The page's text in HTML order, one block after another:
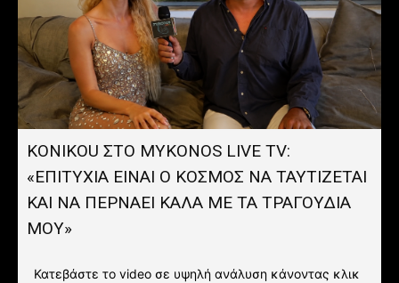
KONIKOU ΣΤΟ MYKONOS LIVE TV:
«ΕΠΙΤΥΧΙΑ ΕΙΝΑΙ Ο ΚΟΣΜΟΣ ΝΑ ΤΑΥΤΙΖΕΤΑΙ
KAI ΝΑ ΠΕΡΝΑΕΙ ΚΑΛΑ ΜΕ ΤΑ ΤΡΑΓΟΥΔΙΑ
ΜΟΥ»
Κατεβάστε το video σε υψηλή ανάλυση κάνοντας κλικ